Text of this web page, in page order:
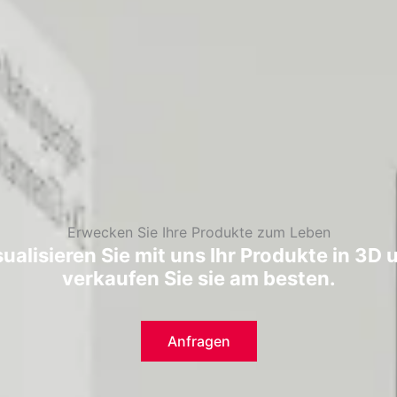
Erwecken Sie Ihre Produkte zum Leben
Sie mit uns Ihr Produkte in 3D
verkaufen Sie sie am besten.
Anfragen